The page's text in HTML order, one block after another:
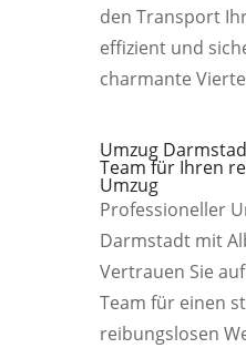
den Transport
effizient und
charmante
Umzug
Team für Ihren
Umzug
Professioneller
Darmstadt mit
Vertrauen Sie
Team für einen
reibungslosen